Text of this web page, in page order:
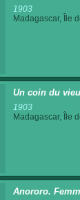
1903
Madagascar, Île
Un coin du
1903
Madagascar, Île
Anororo.